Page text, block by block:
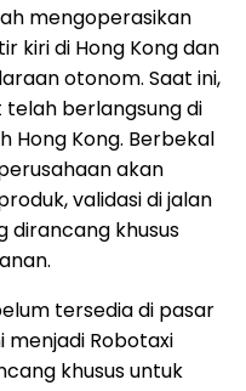
mengoperasikan
kiri di Hong Kong dan
otonom. Saat ini,
berlangsung di
Hong Kong. Berbekal
akan
validasi di jalan
dirancang khusus
tersedia di pasar
menjadi Robotaxi
khusus untuk